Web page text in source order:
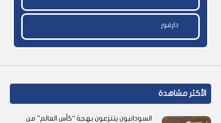
دارفور
الأكثر مشاهدة
السودانيون ينتزعون بهجة “كأس العالم” من